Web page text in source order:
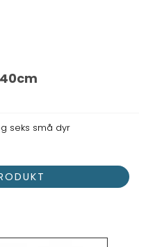
seks små dyr